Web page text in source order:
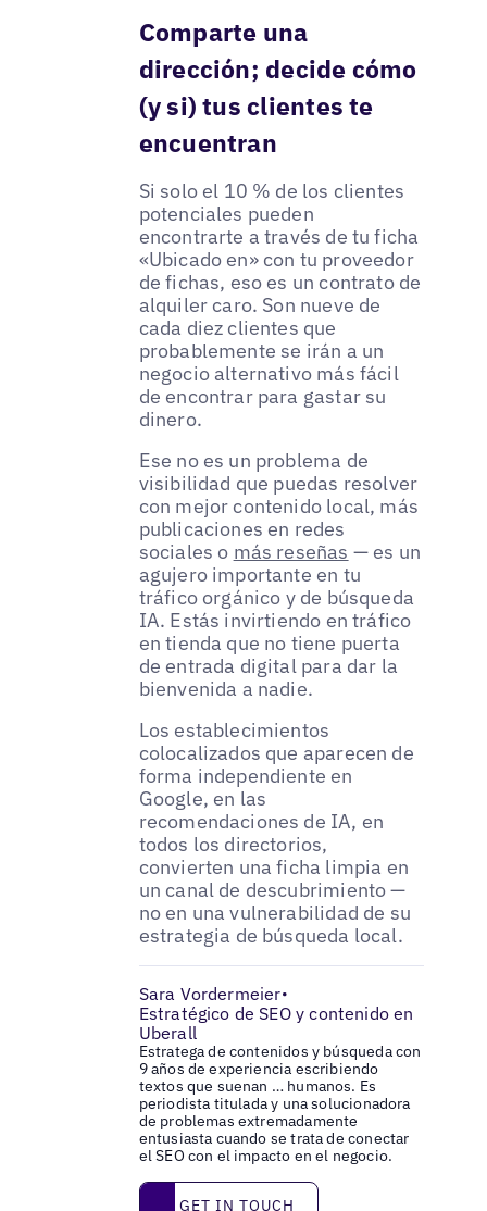
Comparte una
dirección; decide cómo
(y si) tus clientes te
encuentran
Si solo el 10 % de los clientes
potenciales pueden
encontrarte a través de tu ficha
«Ubicado en» con tu proveedor
de fichas, eso es un contrato de
alquiler caro. Son nueve de
cada diez clientes que
probablemente se irán a un
negocio alternativo más fácil
de encontrar para gastar su
dinero.
Ese no es un problema de
visibilidad que puedas resolver
con mejor contenido local, más
publicaciones en redes
sociales o más reseñas — es un
agujero importante en tu
tráfico orgánico y de búsqueda
IA. Estás invirtiendo en tráfico
en tienda que no tiene puerta
de entrada digital para dar la
bienvenida a nadie.
Los establecimientos
colocalizados que aparecen de
forma independiente en
Google, en las
recomendaciones de IA, en
todos los directorios,
convierten una ficha limpia en
un canal de descubrimiento —
no en una vulnerabilidad de su
estrategia de búsqueda local.
Sara Vordermeier•
Estratégico de SEO y contenido en
Uberall
Estratega de contenidos y búsqueda con
9 años de experiencia escribiendo
textos que suenan … humanos. Es
periodista titulada y una solucionadora
de problemas extremadamente
entusiasta cuando se trata de conectar
el SEO con el impacto en el negocio.
Get in touch
GET IN TOUCH